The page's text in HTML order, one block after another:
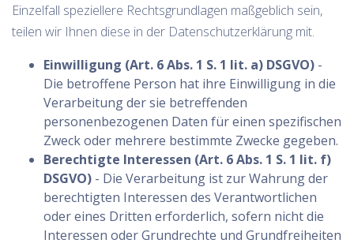
Einzelfall speziellere Rechtsgrundlagen maßgeblich sein,
teilen wir Ihnen diese in der Datenschutzerklärung mit.
Einwilligung (Art. 6 Abs. 1 S. 1 lit. a) DSGVO) -
Die betroffene Person hat ihre Einwilligung in die
Verarbeitung der sie betreffenden
personenbezogenen Daten für einen spezifischen
Zweck oder mehrere bestimmte Zwecke gegeben.
Berechtigte Interessen (Art. 6 Abs. 1 S. 1 lit. f)
DSGVO) - Die Verarbeitung ist zur Wahrung der
berechtigten Interessen des Verantwortlichen
oder eines Dritten erforderlich, sofern nicht die
Interessen oder Grundrechte und Grundfreiheiten